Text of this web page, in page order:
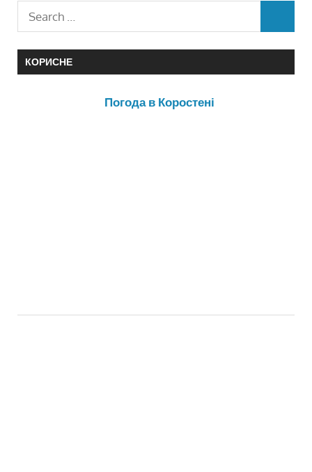
КОРИСНЕ
Погода в Коростені